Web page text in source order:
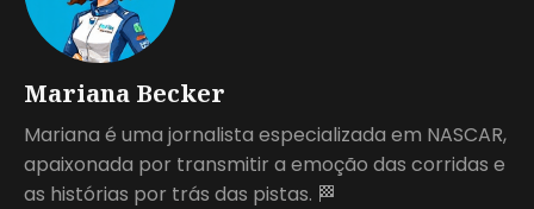
Mariana Becker
Mariana é uma jornalista especializada em NASCAR,
apaixonada por transmitir a emoção das corridas e
as histórias por trás das pistas. 🏁